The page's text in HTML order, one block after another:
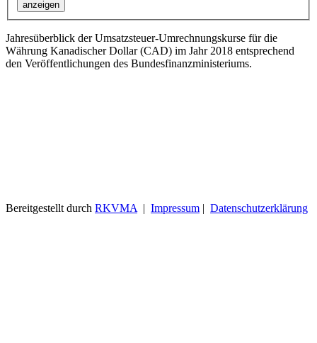
Jahresüberblick der Umsatzsteuer-Umrechnungskurse für die
Währung Kanadischer Dollar (CAD) im Jahr 2018 entsprechend
den Veröffentlichungen des Bundesfinanzministeriums.
Bereitgestellt durch RKVMA| Impressum Datenschutzerklärung